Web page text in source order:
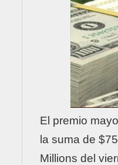
El premio
la suma de
Millions del